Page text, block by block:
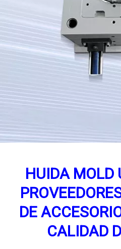
HUIDA MOLD
DE
CALIDAD